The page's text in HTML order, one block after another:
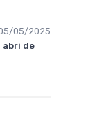
05/2025
abri de